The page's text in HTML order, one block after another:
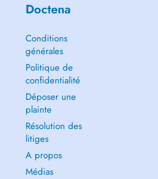
Doctena
Conditions
générales
Politique de
confidentialité
Déposer une
plainte
Résolution des
litiges
A propos
Médias